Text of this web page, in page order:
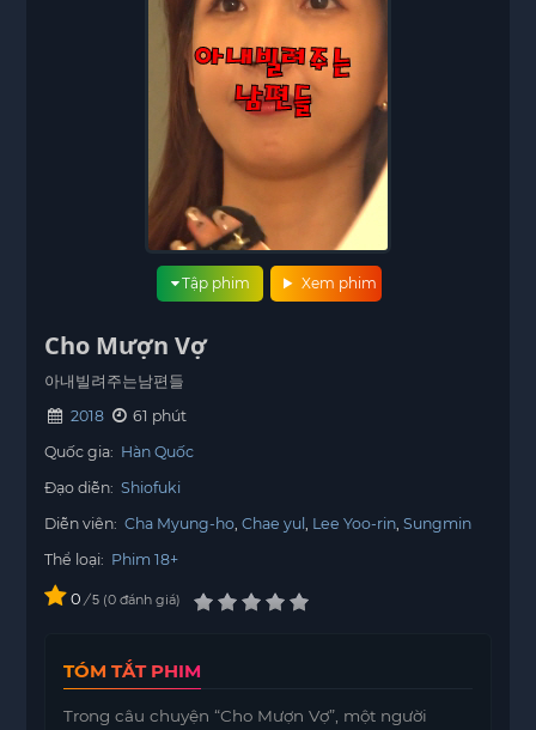
Xem phim
Tập phim
Cho Mượn Vợ
아내빌려주는남편들
2018
61 phút
Quốc gia: Hàn Quốc
Đạo diễn: Shiofuki
Diễn viên: Cha Myung-ho Chae yul Lee Yoo-rin Sungmin
Thể loại: Phim 18+
0 / 5 0 đánh giá
TÓM TẮT PHIM
Trong câu chuyện “Cho Mượn Vợ”, một người